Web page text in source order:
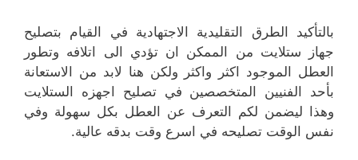
بالتأكيد الطرق التقليدية الاجتهادية في القيام بتصليح
جهاز ستلايت من الممكن ان تؤدي الى اتلافه وتطور
العطل الموجود اكثر واكثر ولكن هنا لابد من الاستعانة
بأحد الفنيين المتخصصين في تصليح اجهزه الستلايت
وهذا ليضمن لكم التعرف عن العطل بكل سهولة وفي
نفس الوقت تصليحه في اسرع وقت بدقه عالية.